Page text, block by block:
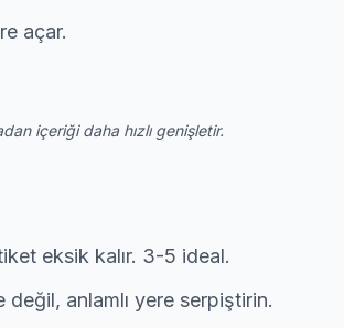
açar.
içeriği daha hızlı genişletir.
eksik kalır. 3-5 ideal.
anlamlı yere serpiştirin.